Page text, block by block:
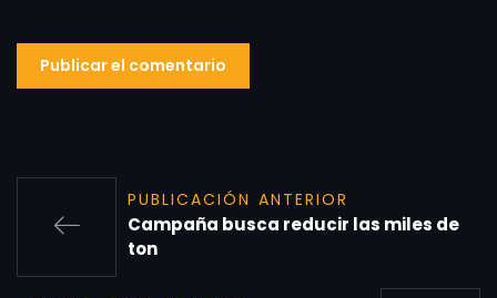
PUBLICACIÓN ANTERIOR
Campaña busca reducir las miles de
ton